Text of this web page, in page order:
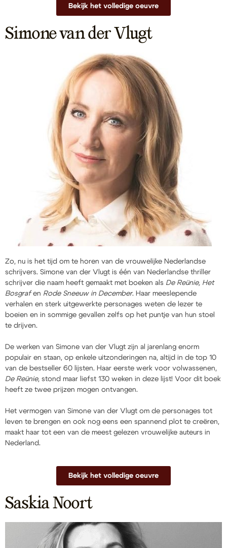
Bekijk het volledige oeuvre
Simone van der Vlugt
Zo, nu is het tijd om te horen van de vrouwelijke Nederlandse
schrijvers. Simone van der Vlugt is één van Nederlandse thriller
schrijver die naam heeft gemaakt met boeken als De Reünie, Het
Bosgrafen Rode Sneeuw in December. Haar meeslepende
verhalen en sterk uitgewerkte personages weten de lezer te
boeien en in sommige gevallen zelfs op het puntje van hun stoel
te drijven.
De werken van Simone van der Vlugt zijn al jarenlang enorm
populair en staan, op enkele uitzonderingen na, altijd in de top 10
van de bestseller 60 lijsten. Haar eerste werk voor volwassenen,
De Reünie, stond maar liefst 130 weken in deze lijst! Voor dit boek
heeft ze twee prijzen mogen ontvangen.
Het vermogen van Simone van der Vlugt om de personages tot
leven te brengen en ook nog eens een spannend plot te creëren,
maakt haar tot een van de meest gelezen vrouwelijke auteurs in
Nederland.
Bekijk het volledige oeuvre
Saskia Noort